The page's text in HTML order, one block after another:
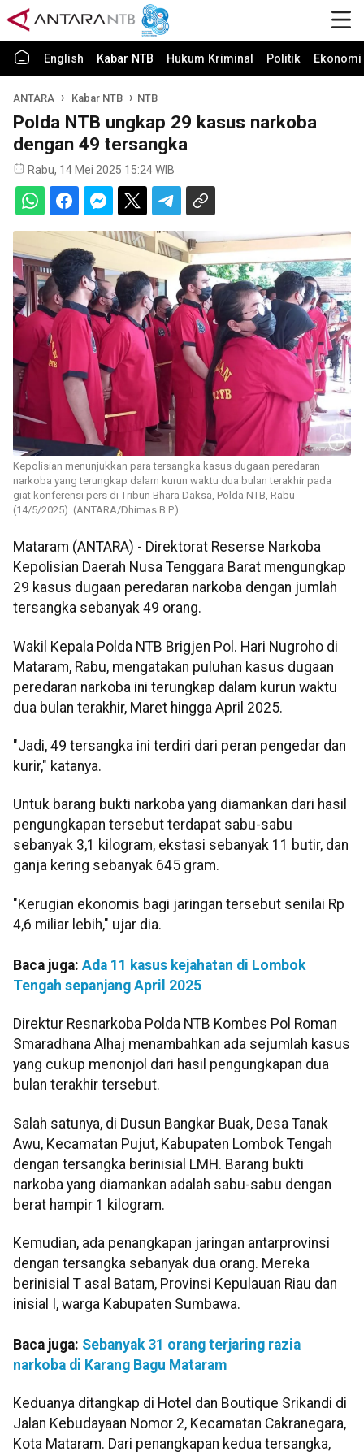
English Kabar NTB Hukum Kriminal Politik
ANTARA Kabar NTB NTB
Polda NTB ungkap 29 kasus narkoba
dengan 49 tersangka
Rabu, 14 Mei 2025 15:24 WIB
Kepolisian menunjukkan para tersangka kasus dugaan peredaran
narkoba yang terungkap dalam kurun waktu dua bulan terakhir pada
giat konferensi pers di Tribun Bhara Daksa, Polda NTB, Rabu
(14/5/2025). (ANTARA/Dhimas B.P.)
Mataram (ANTARA) - Direktorat Reserse Narkoba
Kepolisian Daerah Nusa Tenggara Barat mengungkap
29 kasus dugaan peredaran narkoba dengan jumlah
tersangka sebanyak 49 orang.
Wakil Kepala Polda NTB Brigjen Pol. Hari Nugroho di
Mataram, Rabu, mengatakan puluhan kasus dugaan
peredaran narkoba ini terungkap dalam kurun waktu
dua bulan terakhir, Maret hingga April 2025.
"Jadi, 49 tersangka ini terdiri dari peran pengedar dan
kurir," katanya.
Untuk barang bukti narkoba yang diamankan dari hasil
pengungkapan tersebut terdapat sabu-sabu
sebanyak 3,1 kilogram, ekstasi sebanyak 11 butir, dan
ganja kering sebanyak 645 gram.
"Kerugian ekonomis bagi jaringan tersebut senilai Rp
4,6 miliar lebih," ujar dia.
Baca juga: Ada 11 kasus kejahatan di Lombok
Tengah sepanjang April 2025
Direktur Resnarkoba Polda NTB Kombes Pol Roman
Smaradhana Alhaj menambahkan ada sejumlah kasus
yang cukup menonjol dari hasil pengungkapan dua
bulan terakhir tersebut.
Salah satunya, di Dusun Bangkar Buak, Desa Tanak
Awu, Kecamatan Pujut, Kabupaten Lombok Tengah
dengan tersangka berinisial LMH. Barang bukti
narkoba yang diamankan adalah sabu-sabu dengan
berat hampir 1 kilogram.
Kemudian, ada penangkapan jaringan antarprovinsi
dengan tersangka sebanyak dua orang. Mereka
berinisial T asal Batam, Provinsi Kepulauan Riau dan
inisial I, warga Kabupaten Sumbawa.
Baca juga: Sebanyak 31 orang terjaring razia
narkoba di Karang Bagu Mataram
Keduanya ditangkap di Hotel dan Boutique Srikandi di
Jalan Kebudayaan Nomor 2, Kecamatan Cakranegara,
Kota Mataram. Dari penangkapan kedua tersangka,